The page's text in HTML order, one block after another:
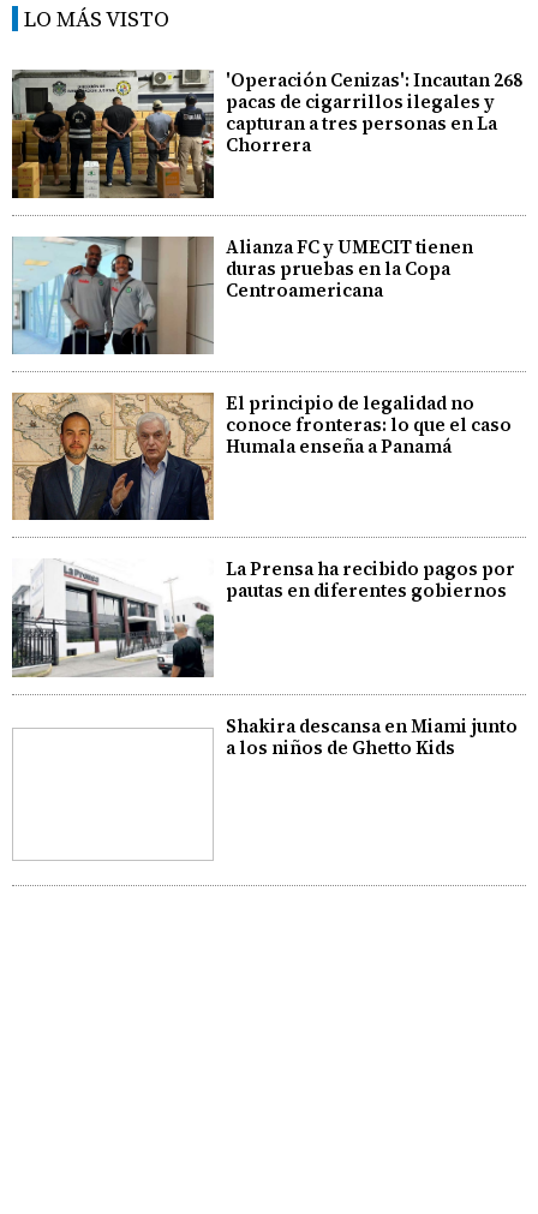
LO MÁS VISTO
'Operación Cenizas': Incautan 268
pacas de cigarrillos ilegales y
capturan a tres personas en La
Chorrera
Alianza FC y UMECIT tienen
duras pruebas en la Copa
Centroamericana
El principio de legalidad no
conoce fronteras: lo que el caso
Humala enseña a Panamá
La Prensa ha recibido pagos por
pautas en diferentes gobiernos
Shakira descansa en Miami junto
a los niños de Ghetto Kids